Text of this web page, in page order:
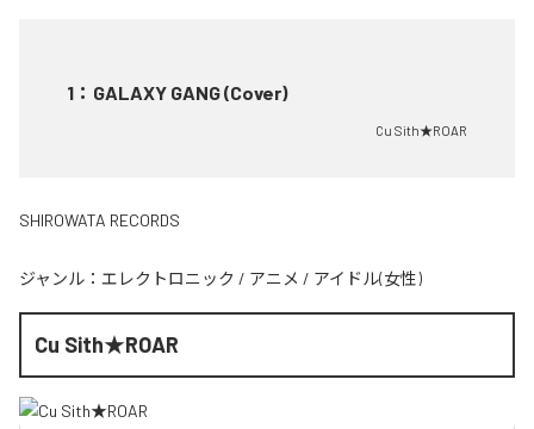
1 ： GALAXY GANG (Cover)
Cu Sith★ROAR
SHIROWATA RECORDS
ジャンル： エレクトロニック / アニメ / アイドル(女性)
Cu Sith★ROAR